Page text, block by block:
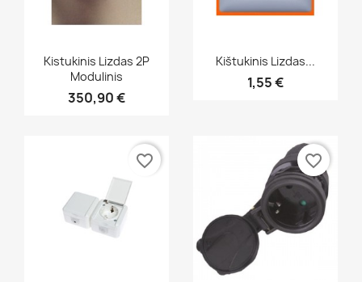
Greita peržiūra
Kistukinis Lizdas 2P
Modulinis
350,90 €
Greita peržiūra
Kištukinis Lizdas...
1,55 €
favorite_border favorite_border